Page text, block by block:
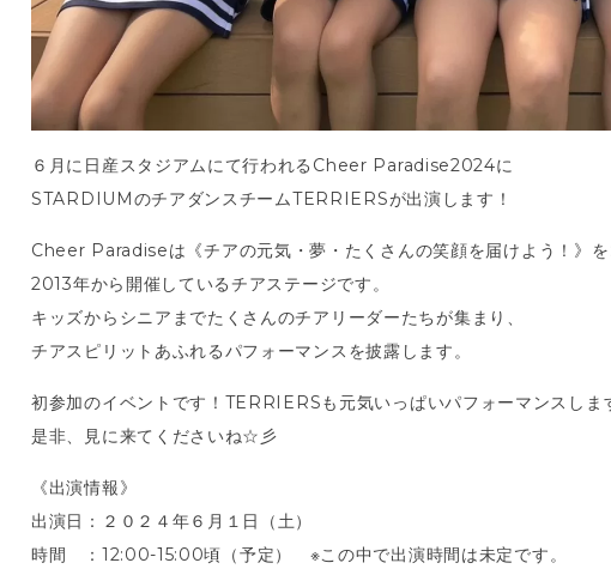
６月に日産スタジアムにて行われるCheer Paradise2024に
STARDIUMのチアダンスチームTERRIERSが出演します！
Cheer Paradiseは《チアの元気・夢・たくさんの笑顔を届けよう！》を
2013年から開催しているチアステージです。
キッズからシニアまでたくさんのチアリーダーたちが集まり、
チアスピリットあふれるパフォーマンスを披露します。
初参加のイベントです！TERRIERSも元気いっぱいパフォーマンスしま
是非、見に来てくださいね☆彡
《出演情報》
出演日：２０２４年６月１日（土）
時間 ：12:00-15:00頃（予定） ※この中で出演時間は未定です。